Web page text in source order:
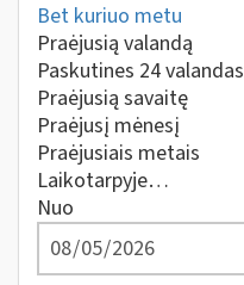
Bet kuriuo metu
Praėjusią valandą
Paskutines 24 valandas
Praėjusią savaitę
Praėjusį mėnesį
Praėjusiais metais
Laikotarpyje…
Nuo